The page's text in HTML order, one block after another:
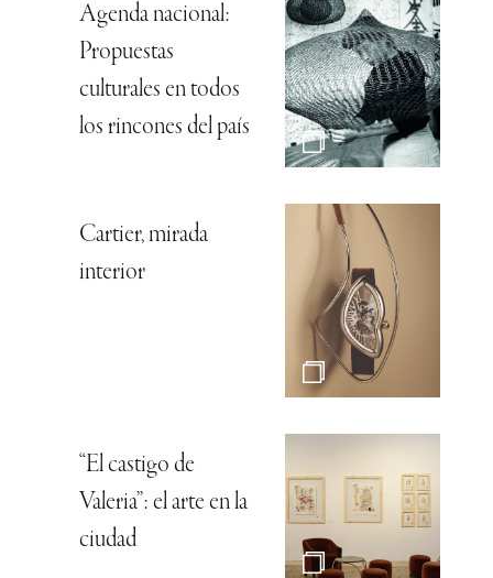
Agenda nacional:
Propuestas
culturales en todos
los rincones del país
Cartier, mirada
interior
“El castigo de
Valeria”: el arte en la
ciudad